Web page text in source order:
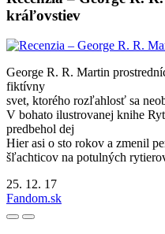
kráľovstiev
George R. R. Martin
fiktívny
svet, ktorého rozľahlosť sa
V bohato ilustrovanej knihe
predbehol dej
Hier asi o sto rokov a zmenil
šľachticov na potulných
25. 12. 17
Fandom.sk